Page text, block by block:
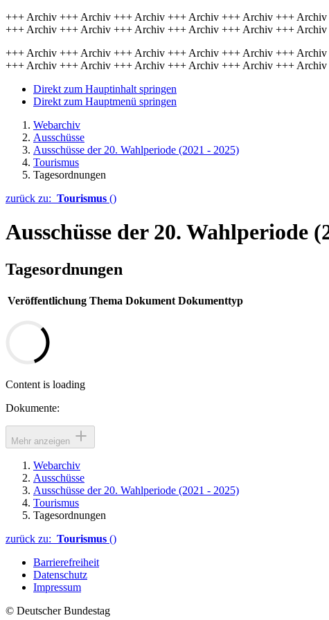
+++ Archiv +++ Archiv +++ Archiv +++ Archiv +++ Archiv +++
+++ Archiv +++ Archiv +++ Archiv +++ Archiv +++ Archiv +++
+++ Archiv +++ Archiv +++ Archiv +++ Archiv +++ Archiv +++
+++ Archiv +++ Archiv +++ Archiv +++ Archiv +++ Archiv +++
Direkt zum Hauptinhalt springen
Direkt zum Hauptmenü springen
Webarchiv
Ausschüsse
Ausschüsse der 20. Wahlperiode (2021 - 2025)
Tourismus
Tagesordnungen
zurück zu: Tourismus ()
Ausschüsse der 20. Wahlperiode
Tagesordnungen
Veröffentlichung Thema Dokument Dokumenttyp
Content is loading
Dokumente:
Mehr anzeigen
Webarchiv
Ausschüsse
Ausschüsse der 20. Wahlperiode (2021 - 2025)
Tourismus
Tagesordnungen
zurück zu: Tourismus ()
Barrierefreiheit
Datenschutz
Impressum
© Deutscher Bundestag